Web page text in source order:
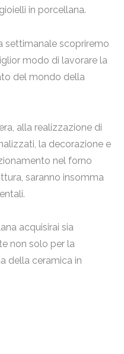
in porcellana.
settimanale scopriremo
modo di lavorare la
del mondo della
alla realizzazione di
la decorazione e
nel forno
saranno insomma
acquisirai sia
non solo per la
della ceramica in